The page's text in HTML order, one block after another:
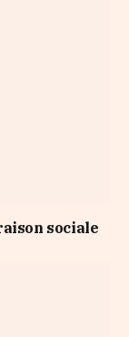
sociale